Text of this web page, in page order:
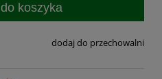
do koszyka
dodaj do przechowalni